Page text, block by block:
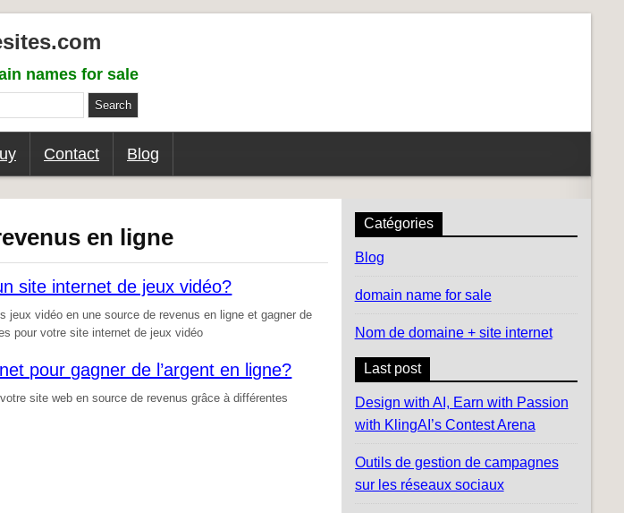
names for sale
Contact Blog
en ligne
site internet de jeux vidéo?
jeux vidéo en une source de revenus en ligne et gagner de
pour votre site internet de jeux vidéo
pour gagner de l’argent en ligne?
site web en source de revenus grâce à différentes
Catégories
Blog
domain name for sale
Nom de domaine + site internet
Last post
Design with AI, Earn with Passion
with KlingAI’s Contest Arena
Outils de gestion de campagnes
sur les réseaux sociaux